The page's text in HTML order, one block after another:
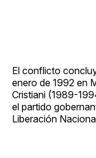
El conflicto
enero de 1992 en
Cristiani (1989-
el partido
Liberación